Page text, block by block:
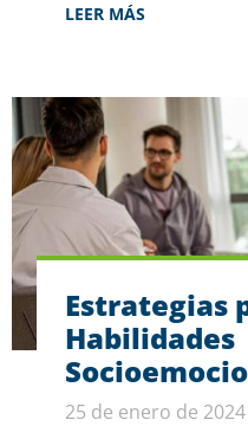
LEER MÁS
Estrategias
Habilidades
25 de enero de 2024